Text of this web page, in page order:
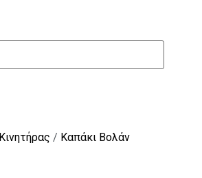
Κινητήρας / Καπάκι Βολάν